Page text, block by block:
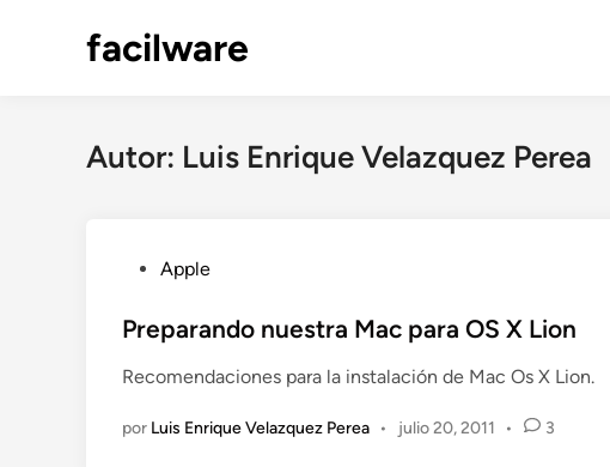
facilware
Autor: Luis Enrique Velazquez Perea
b
i
a
Apple
Preparando nuestra Mac para OS X Lion
Recomendaciones para la instalación de Mac Os X Lion.
por Luis Enrique Velazquez Perea • julio 20, 2011 • 3